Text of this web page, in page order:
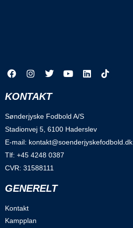
KONTAKT
Sønderjyske Fodbold A/S
Stadionvej 5, 6100 Haderslev
E-mail: kontakt@soenderjyskefodbold.dk
Tlf: +45 4248 0387
CVR: 31588111
GENERELT
Kontakt
Kampplan